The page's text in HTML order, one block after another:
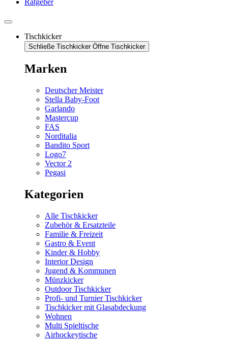
Ratgeber
Tischkicker
Schließe Tischkicker Öffne Tischkicker
Marken
Deutscher Meister
Stella Baby-Foot
Garlando
Mastercup
FAS
Norditalia
Bandito Sport
Logo7
Vector 2
Pegasi
Kategorien
Alle Tischkicker
Zubehör & Ersatzteile
Familie & Freizeit
Gastro & Event
Kinder & Hobby
Interior Design
Jugend & Kommunen
Münzkicker
Outdoor Tischkicker
Profi- und Turnier Tischkicker
Tischkicker mit Glasabdeckung
Wohnen
Multi Spieltische
Airhockeytische